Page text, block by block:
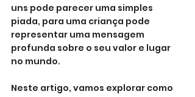
uns pode parecer uma simples
piada, para uma criança pode
representar uma mensagem
profunda sobre o seu valor e lugar
no mundo.
Neste artigo, vamos explorar como